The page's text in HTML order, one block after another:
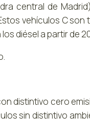
central de
vehículos C
diésel a partir de
distintivo cero
sin distintivo